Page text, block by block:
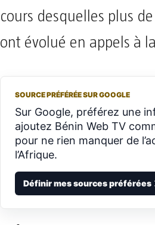
cours desquelles plus
ont évolué en appels à
SOURCE PRÉFÉRÉE SUR GOOGLE
Sur Google, préférez une
ajoutez Bénin Web TV
pour ne rien manquer de
l’Afrique.
Définir mes sources préférées